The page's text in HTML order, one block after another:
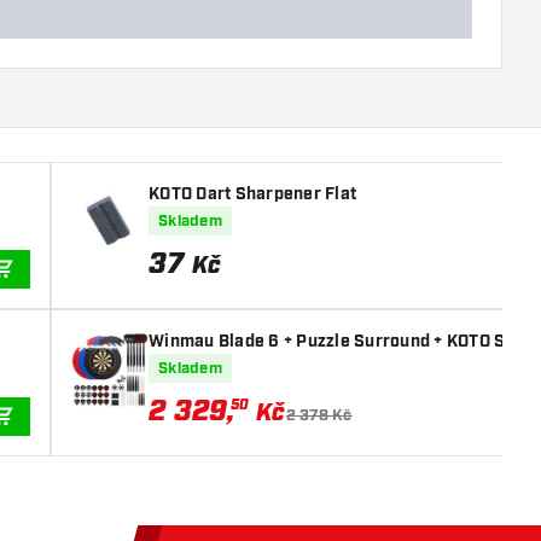
KOTO Dart Sharpener Flat
Skladem
37 Kč
Winmau Blade 6 + Puzzle Surround + KOTO
Skladem
2 329,50 Kč2 378 Kč